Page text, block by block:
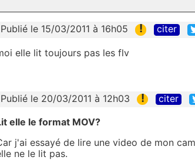
Publié le 15/03/2011 à 16h05 ! citer
elle lit toujours pas les flv
Publié le 20/03/2011 à 12h03 ! citer
elle le format MOV?
j'ai essayé de lire une video de mon
ne le lit pas.